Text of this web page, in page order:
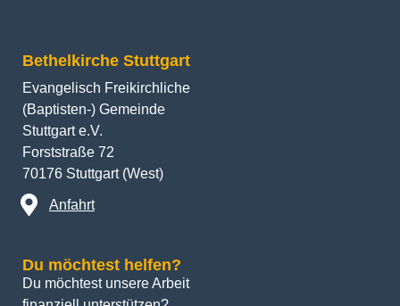
Bethelkirche Stuttgart
Evangelisch Freikirchliche
(Baptisten-) Gemeinde
Stuttgart e.V.
Forststraße 72
70176 Stuttgart (West)
Anfahrt
Du möchtest helfen?
Du möchtest unsere Arbeit